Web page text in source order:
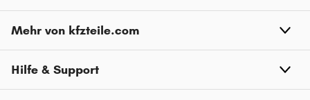
Mehr von kfzteile.com
Hilfe & Support